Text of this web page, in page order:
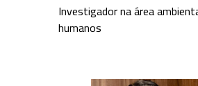
Investigador na área
humanos